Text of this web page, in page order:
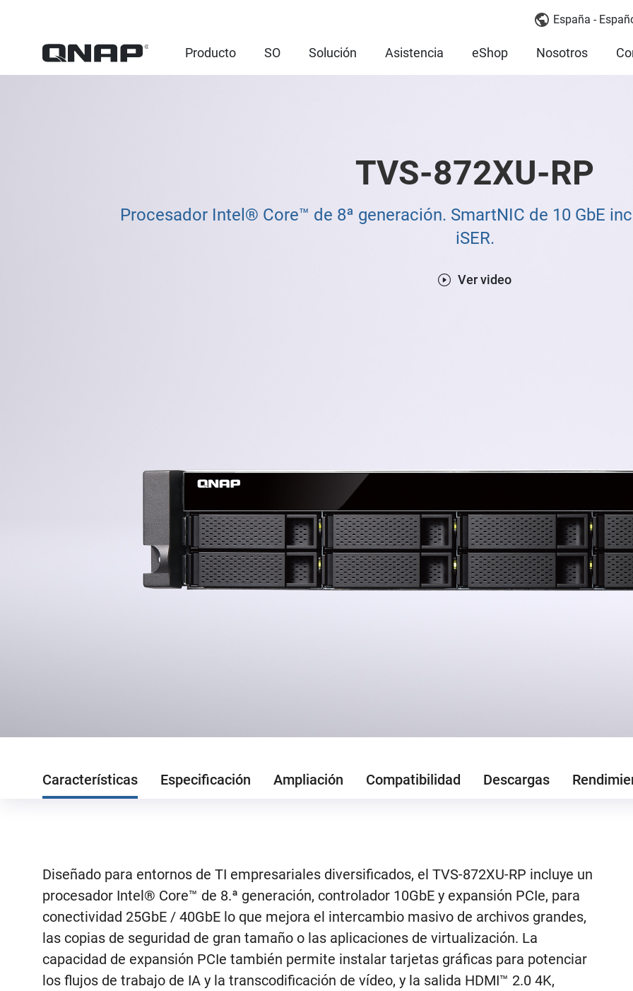
España -
Producto SO Solución Asistencia eShop Nosotros
TVS-872XU-RP
Procesador Intel® Core™ de 8ª generación. SmartNIC de 10 GbE
iSER.
Ver video
Características Especificación Ampliación Compatibilidad Descargas
Diseñado para entornos de TI empresariales diversificados, el TVS-872XU-RP incluye un
procesador Intel® Core™ de 8.ª generación, controlador 10GbE y expansión PCIe, para
conectividad 25GbE / 40GbE lo que mejora el intercambio masivo de archivos grandes,
las copias de seguridad de gran tamaño o las aplicaciones de virtualización. La
capacidad de expansión PCIe también permite instalar tarjetas gráficas para potenciar
los flujos de trabajo de IA y la transcodificación de vídeo, y la salida HDMI™ 2.0 4K,